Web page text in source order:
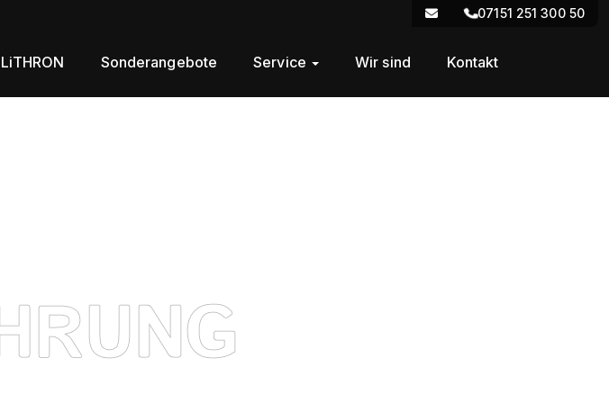
07151 251 300 50
LiTHRON Sonderangebote Service Wir sind Kontakt